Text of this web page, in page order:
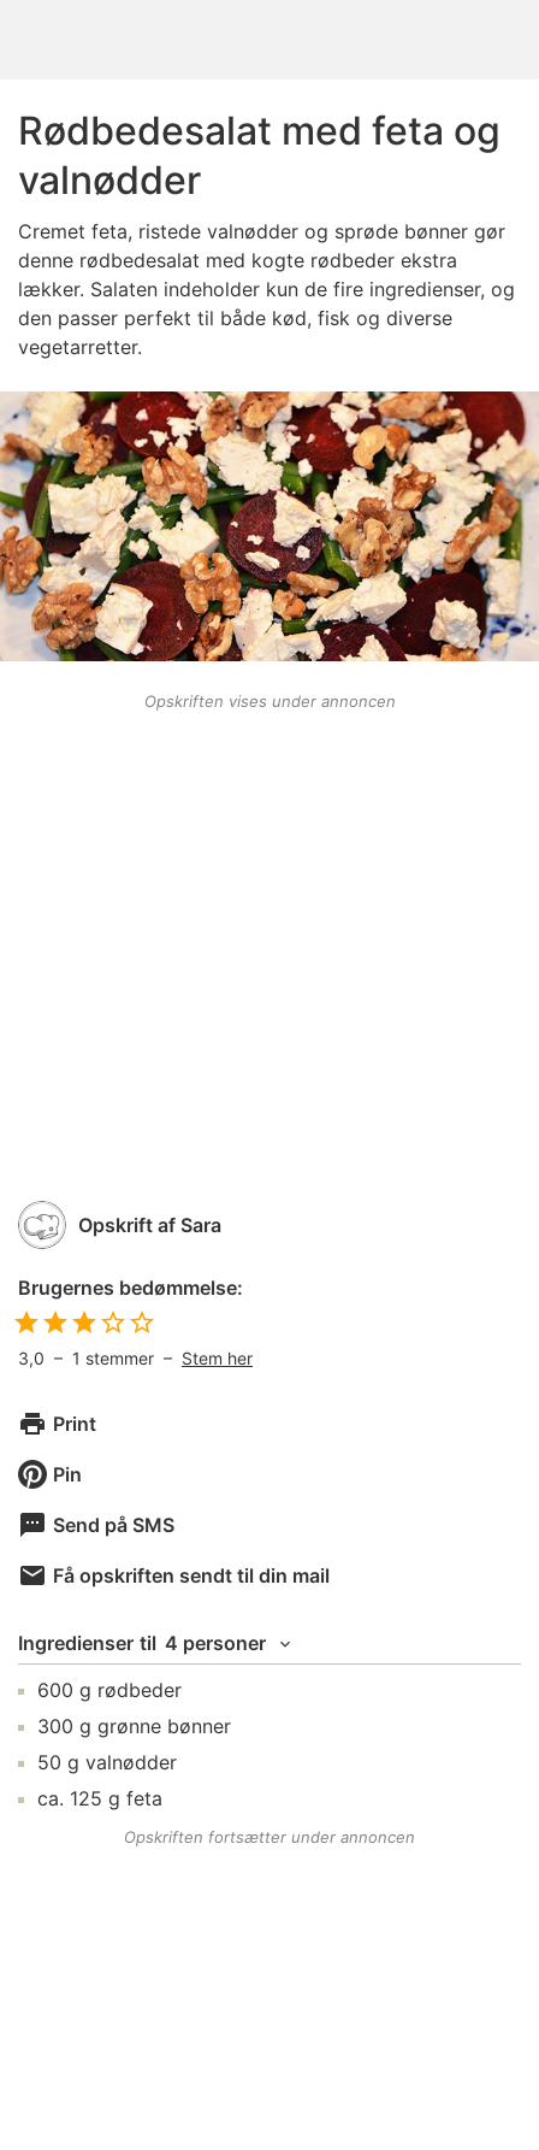
Rødbedesalat med feta og
valnødder
Cremet feta, ristede valnødder og sprøde bønner gør
denne rødbedesalat med kogte rødbeder ekstra
lækker. Salaten indeholder kun de fire ingredienser, og
den passer perfekt til både kød, fisk og diverse
vegetarretter.
Opskriften vises under annoncen
Opskrift af Sara
Brugernes bedømmelse:
3,0 – 1 stemmer – Stem her
Print
Pin
Send på SMS
Få opskriften sendt til din mail
Ingredienser til 4 personer
600 g rødbeder
300 g grønne bønner
50 g valnødder
ca. 125 g feta
Opskriften fortsætter under annoncen